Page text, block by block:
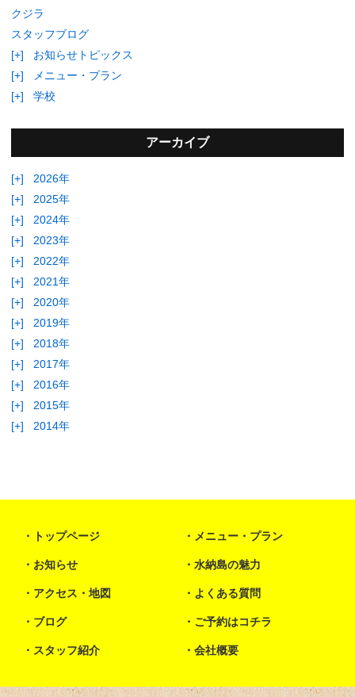
クジラ
スタッフブログ
[+]
お知らせトピックス
[+]
メニュー・プラン
[+]
学校
アーカイブ
[+]
2026年
[+]
2025年
[+]
2024年
[+]
2023年
[+]
2022年
[+]
2021年
[+]
2020年
[+]
2019年
[+]
2018年
[+]
2017年
[+]
2016年
[+]
2015年
[+]
2014年
トップページ メニュー・プラン
お知らせ 水納島の魅力
アクセス・地図 よくある質問
ブログ ご予約はコチラ
スタッフ紹介 会社概要